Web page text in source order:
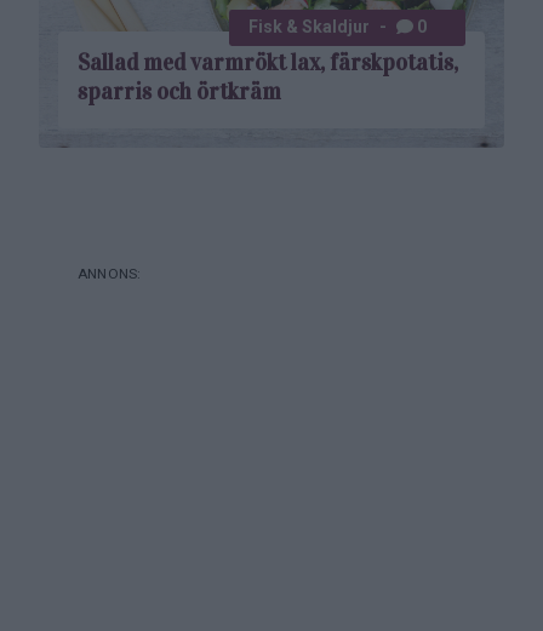
Sallad med varm­rökt lax, färsk­potatis,
sparris och örtkräm
Fisk & Skaldjur 0